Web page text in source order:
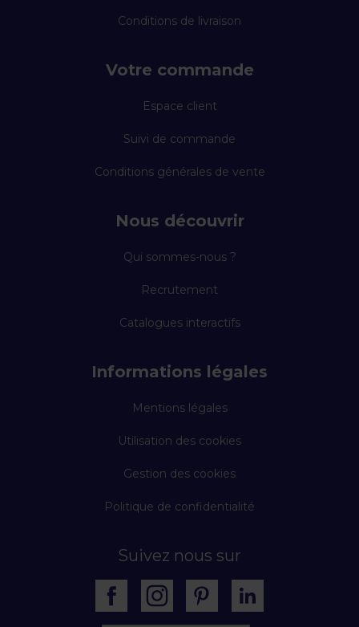
Conditions de livraison
Votre commande
Espace client
Suivi de commande
Conditions générales de vente
Nous découvrir
Qui sommes-nous ?
Recrutement
Catalogues interactifs
Informations légales
Mentions légales
Utilisation des cookies
Gestion des cookies
Politique de confidentialité
Suivez nous sur